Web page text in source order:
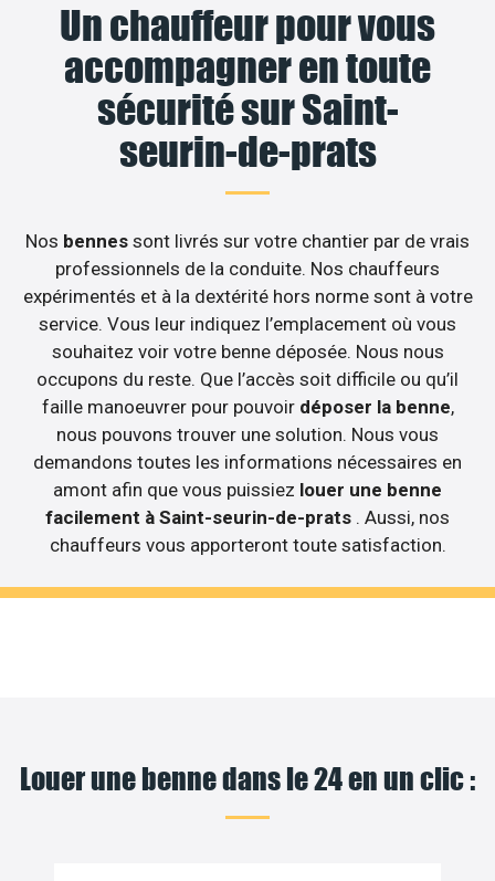
Un chauffeur pour vous
accompagner en toute
sécurité sur Saint-
seurin-de-prats
Nos bennes sont livrés sur votre chantier par de vrais
professionnels de la conduite. Nos chauffeurs
expérimentés et à la dextérité hors norme sont à votre
service. Vous leur indiquez l’emplacement où vous
souhaitez voir votre benne déposée. Nous nous
occupons du reste. Que l’accès soit difficile ou qu’il
faille manoeuvrer pour pouvoir déposer la benne,
nous pouvons trouver une solution. Nous vous
demandons toutes les informations nécessaires en
amont afin que vous puissiez louer une benne
facilement à Saint-seurin-de-prats . Aussi, nos
chauffeurs vous apporteront toute satisfaction.
Louer une benne dans le 24 en un clic :